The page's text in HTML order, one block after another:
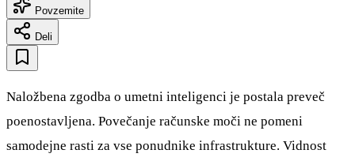
Povzemite
Deli
Naložbena zgodba o umetni inteligenci je postala preveč
poenostavljena. Povečanje računske moči ne pomeni
samodejne rasti za vse ponudnike infrastrukture. Vidnost